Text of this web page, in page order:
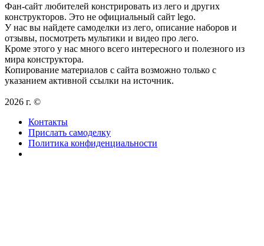
Фан-сайт любителей констрировать из лего и других
конструкторов. Это не официальный сайт lego.
У нас вы найдете самоделки из лего, описание наборов и
отзывы, посмотреть мультики и видео про лего.
Кроме этого у нас много всего интересного и полезного из
мира конструктора.
Копирование материалов с сайта возможно только с
указанием активной ссылки на источник.
2026 г. ©
Контакты
Прислать самоделку
Политика конфиденциальности